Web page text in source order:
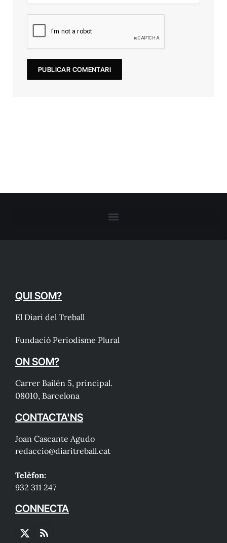
QUI SOM?
El Diari del Treball
Fundació Periodisme Plural
ON SOM?
Carrer Bailén 5, principal.
08010, Barcelona
CONTACTA'NS
Joan Cascante Agudo
redaccio@diaritreball.cat
Telèfon:
932 311 247
CONNECTA
X
RSS